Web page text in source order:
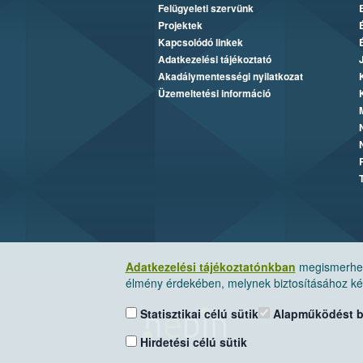
Adatkezelési tájékoztatónkban
élmény érdekében, melynek biztosításához
Statisztikai célú sütik
Hirdetési célú sütik
Alapműködést
Felügyeleti szervünk
Projektek
Kapcsolódó linkek
Adatkezelési tájékoztató
Akadálymentességi nyilatkozat
Üzemeltetési információ